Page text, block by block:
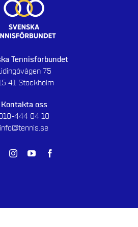
Tennisförbundet
Lidingövägen 75
41 Stockholm
Kontakta oss
444 04 10
info@tennis.se